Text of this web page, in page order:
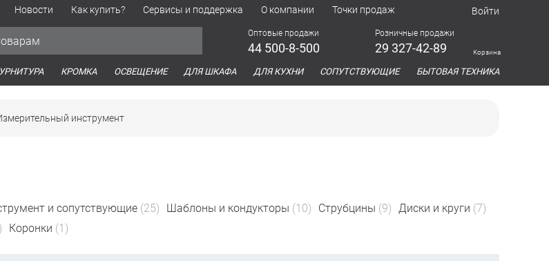
Новости Как купить? Сервисы и поддержка О компании Точки продаж Войти
Оптовые продажи
44 500-8-500
Розничные продажи
29 327-42-89 Корзина
КРОМКА ОСВЕЩЕНИЕ ДЛЯ ШКАФА ДЛЯ КУХНИ СОПУТСТВУЮЩИЕ БЫТОВАЯ ТЕХНИКА
инструмент
и сопутствующие (25) Шаблоны и кондукторы (10) Струбцины (9) Диски и круги (7)
Коронки (1)